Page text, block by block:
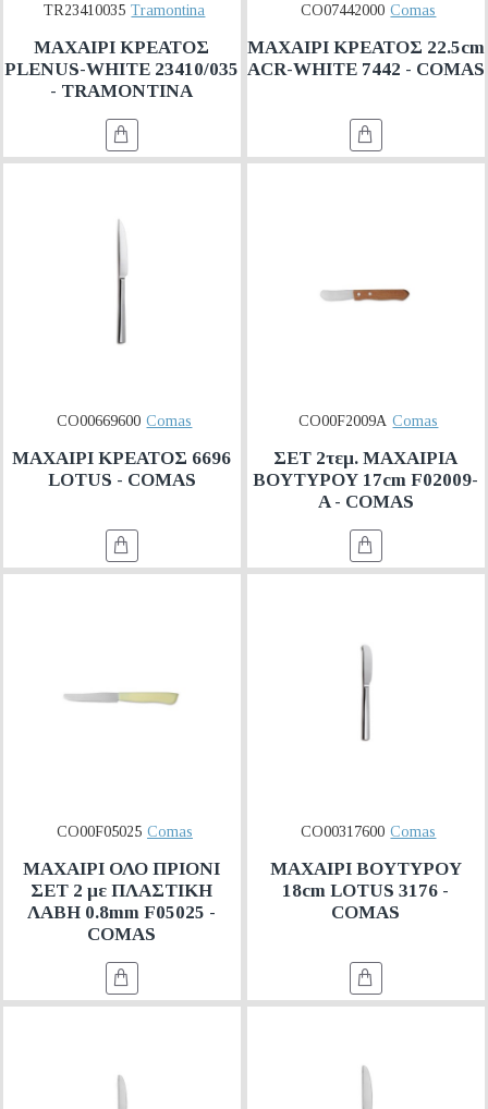
TR23410035 Tramontina
ΜΑΧΑΙΡΙ ΚΡΕΑΤΟΣ
PLENUS-WHITE 23410/035
- TRAMONTINA
CO07442000 Comas
ΜΑΧΑΙΡΙ ΚΡΕΑΤΟΣ 22.5cm
ACR-WHITE 7442 - COMAS
CO00669600 Comas
ΜΑΧΑΙΡΙ ΚΡΕΑΤΟΣ 6696
LOTUS - COMAS
CO00F2009A Comas
ΣΕΤ 2τεμ. ΜΑΧΑΙΡΙΑ
ΒΟΥΤΥΡΟΥ 17cm F02009-
A - COMAS
CO00F05025 Comas
ΜΑΧΑΙΡΙ ΟΛΟ ΠΡΙΟΝΙ
ΣΕΤ 2 με ΠΛΑΣΤΙΚΗ
ΛΑΒΗ 0.8mm F05025 -
COMAS
CO00317600 Comas
ΜΑΧΑΙΡΙ ΒΟΥΤΥΡΟΥ
18cm LOTUS 3176 -
COMAS